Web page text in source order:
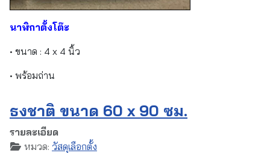
นาฬิกาตั้งโต๊ะ
• ขนาด : 4 x 4 นิ้ว
• พร้อมถ่าน
ธงชาติ ขนาด 60 x 90 ซม.
รายละเอียด
หมวด: วัสดุเลือกตั้ง